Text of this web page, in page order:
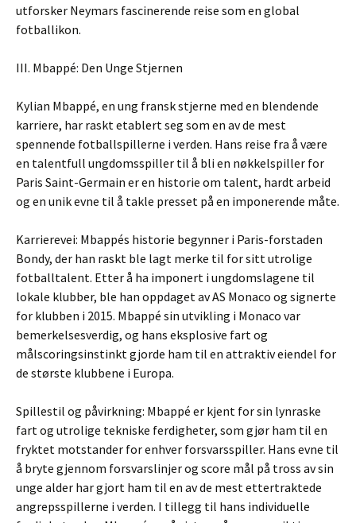
utforsker Neymars fascinerende reise som en global
fotballikon.
III. Mbappé: Den Unge Stjernen
Kylian Mbappé, en ung fransk stjerne med en blendende
karriere, har raskt etablert seg som en av de mest
spennende fotballspillerne i verden. Hans reise fra å være
en talentfull ungdomsspiller til å bli en nøkkelspiller for
Paris Saint-Germain er en historie om talent, hardt arbeid
og en unik evne til å takle presset på en imponerende måte.
Karrierevei: Mbappés historie begynner i Paris-forstaden
Bondy, der han raskt ble lagt merke til for sitt utrolige
fotballtalent. Etter å ha imponert i ungdomslagene til
lokale klubber, ble han oppdaget av AS Monaco og signerte
for klubben i 2015. Mbappé sin utvikling i Monaco var
bemerkelsesverdig, og hans eksplosive fart og
målscoringsinstinkt gjorde ham til en attraktiv eiendel for
de største klubbene i Europa.
Spillestil og påvirkning: Mbappé er kjent for sin lynraske
fart og utrolige tekniske ferdigheter, som gjør ham til en
fryktet motstander for enhver forsvarsspiller. Hans evne til
å bryte gjennom forsvarslinjer og score mål på tross av sin
unge alder har gjort ham til en av de mest ettertraktede
angrepsspillerne i verden. I tillegg til hans individuelle